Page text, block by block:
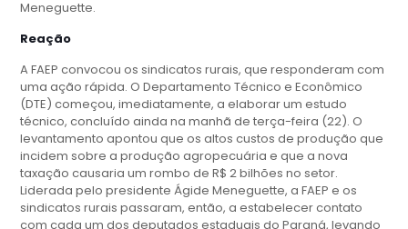
Meneguette.
Reação
A FAEP convocou os sindicatos rurais, que responderam com
uma ação rápida. O Departamento Técnico e Econômico
(DTE) começou, imediatamente, a elaborar um estudo
técnico, concluído ainda na manhã de terça-feira (22). O
levantamento apontou que os altos custos de produção que
incidem sobre a produção agropecuária e que a nova
taxação causaria um rombo de R$ 2 bilhões no setor.
Liderada pelo presidente Ágide Meneguette, a FAEP e os
sindicatos rurais passaram, então, a estabelecer contato
com cada um dos deputados estaduais do Paraná, levando